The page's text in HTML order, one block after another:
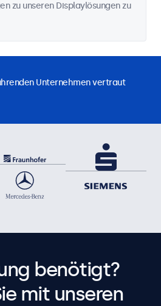
zu unseren Displaylösungen zu
Unternehmen vertraut
benötigt?
mit unseren